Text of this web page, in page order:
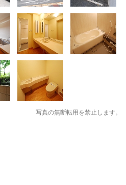
写真の無断転用を禁止します。